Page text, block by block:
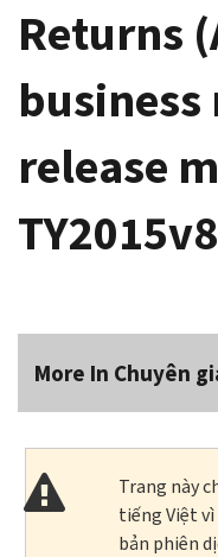
Returns
business
release
More In Chuyên
Trang này
tiếng Việt
bản phiên